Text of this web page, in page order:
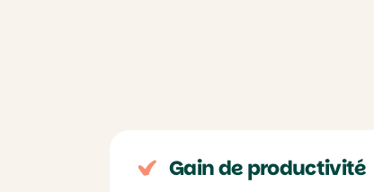
Gain de productivité